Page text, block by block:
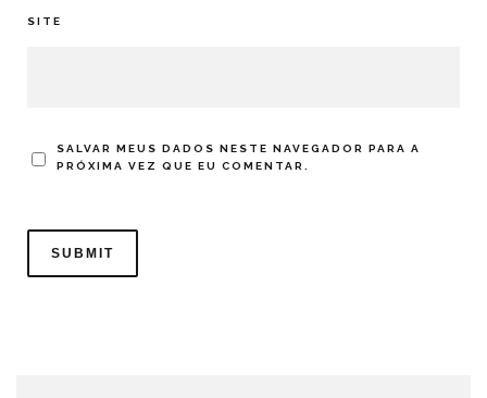
SITE
SALVAR MEUS DADOS NESTE NAVEGADOR PARA A
PRÓXIMA VEZ QUE EU COMENTAR.